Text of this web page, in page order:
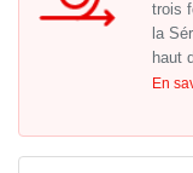
trois
la
haut
En